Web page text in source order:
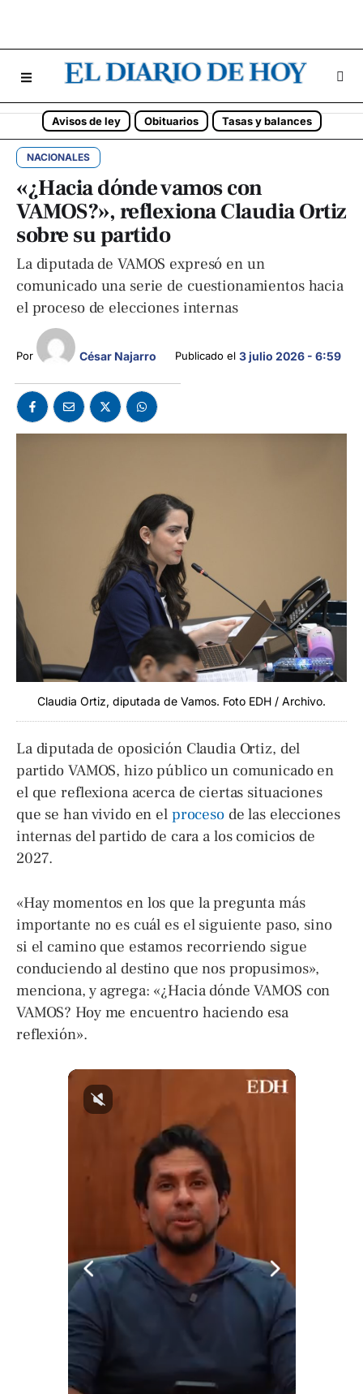
Avisos de ley Obituarios Tasas y balances
NACIONALES
«¿Hacia dónde vamos con
VAMOS?», reflexiona Claudia Ortiz
sobre su partido
La diputada de VAMOS expresó en un
comunicado una serie de cuestionamientos hacia
el proceso de elecciones internas
Por César Najarro Publicado el 3 julio 2026 - 6:59
Claudia Ortiz, diputada de Vamos. Foto EDH / Archivo.
La diputada de oposición Claudia Ortiz, del
partido VAMOS, hizo público un comunicado en
el que reflexiona acerca de ciertas situaciones
que se han vivido en el proceso de las elecciones
internas del partido de cara a los comicios de
2027.
«Hay momentos en los que la pregunta más
importante no es cuál es el siguiente paso, sino
si el camino que estamos recorriendo sigue
conduciendo al destino que nos propusimos»,
menciona, y agrega: «¿Hacia dónde VAMOS con
VAMOS? Hoy me encuentro haciendo esa
reflexión».